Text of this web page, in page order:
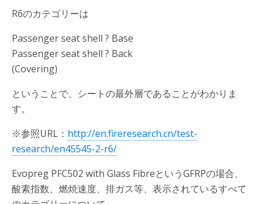
R6のカテゴリーは
Passenger seat shell ? Base
Passenger seat shell ? Back
(Covering)
ということで、シートの最外層であることがわかりま
す。
※参照URL： http://en.fireresearch.cn/test-
research/en45545-2-r6/
Evopreg PFC502 with Glass FibreというGFRPの場合、
酸素指数、燃焼速度、排ガス等、表示されているすべて